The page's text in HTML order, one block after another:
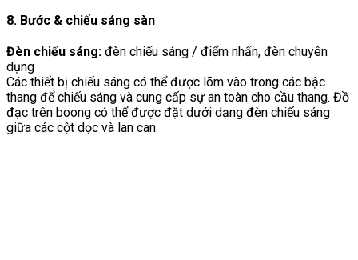
8. Bước & chiếu sáng sàn
Đèn chiếu sáng: đèn chiếu sáng / điểm nhấn, đèn chuyên
dụng
Các thiết bị chiếu sáng có thể được lõm vào trong các bậc
thang để chiếu sáng và cung cấp sự an toàn cho cầu thang. Đồ
đạc trên boong có thể được đặt dưới dạng đèn chiếu sáng
giữa các cột dọc và lan can.